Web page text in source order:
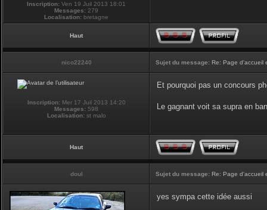
Inscription: Ven 19 Juil 2013 18:01
Messages: 279
Localisation: bretagne
Haut
nico22240 Sujet du message: Re: Page d'accueil
Inscription:Mer 17 Juil 2013 14:20
Messages: 598
Localisation:st malo
Et pourquoi pas un concours
Le gagnant voit sa supra en
Haut
doul Sujet du message: Re: Page d'accueil
yes sympa cette idée aussi